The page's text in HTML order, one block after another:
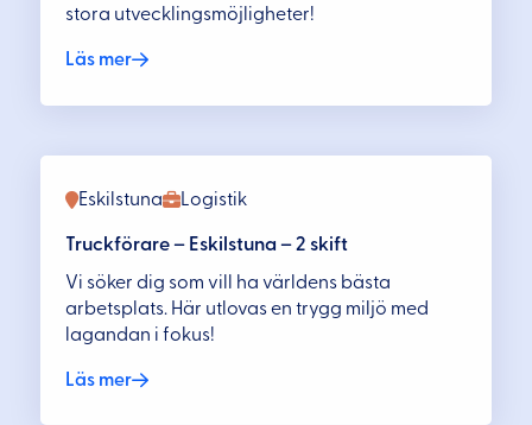
stora utvecklingsmöjligheter!
Läs mer
Logistik
Eskilstuna
Truckförare – Eskilstuna – 2 skift
Vi söker dig som vill ha världens bästa
arbetsplats. Här utlovas en trygg miljö med
lagandan i fokus!
Läs mer